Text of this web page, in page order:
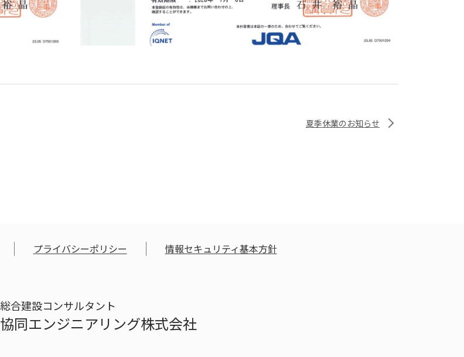
夏季休業のお知らせ
プライバシーポリシー 情報セキュリティ基本方針
総合建設コンサルタント
協同エンジニアリング株式会社